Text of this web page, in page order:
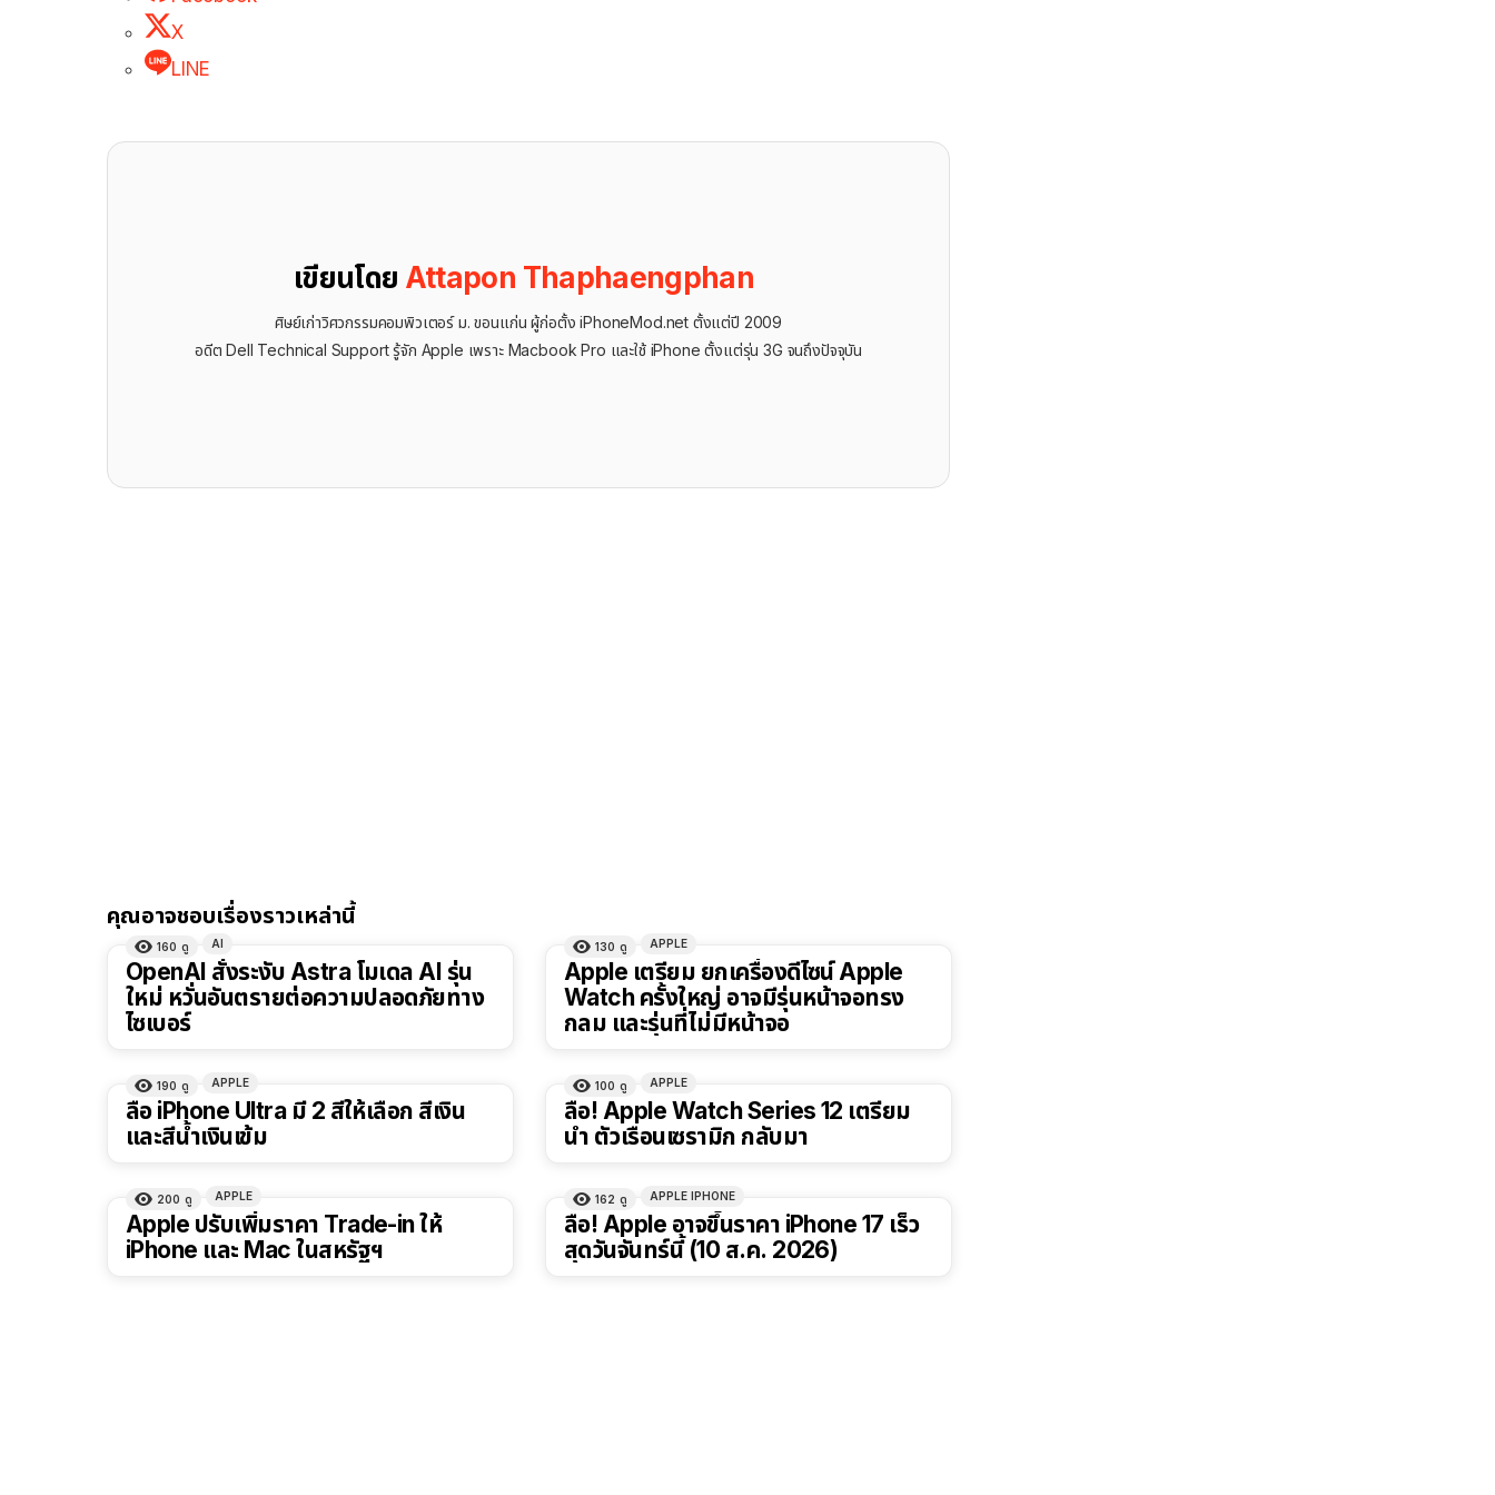
X
LINE
เขียนโดย Attapon Thaphaengphan
ศิษย์เก่าวิศวกรรมคอมพิวเตอร์ ม. ขอนแก่น ผู้ก่อตั้ง iPhoneMod.net ตั้งแต่ปี 2009
อดีต Dell Technical Support รู้จัก ​Apple เพราะ Macbook Pro และใช้ iPhone ตั้งแต่รุ่น 3G จนถึงปัจจุบัน
คุณอาจชอบเรื่องราวเหล่านี้
160 ดู AI
OpenAI สั่งระงับ Astra โมเดล AI รุ่น
ใหม่ หวั่นอันตรายต่อความปลอดภัยทาง
ไซเบอร์
130 ดู APPLE
Apple เตรียม ยกเครื่องดีไซน์ Apple
Watch ครั้งใหญ่ อาจมีรุ่นหน้าจอทรง
กลม และรุ่นที่ไม่มีหน้าจอ
190 ดู APPLE
ลือ iPhone Ultra มี 2 สีให้เลือก สีเงิน
และสีน้ำเงินเข้ม
100 ดู APPLE
ลือ! Apple Watch Series 12 เตรียม
นำ ตัวเรือนเซรามิก กลับมา
200 ดู APPLE
Apple ปรับเพิ่มราคา Trade-in ให้
iPhone และ Mac ในสหรัฐฯ
162 ดู APPLE IPHONE
ลือ! Apple อาจขึ้นราคา iPhone 17 เร็ว
สุดวันจันทร์นี้ (10 ส.ค. 2026)